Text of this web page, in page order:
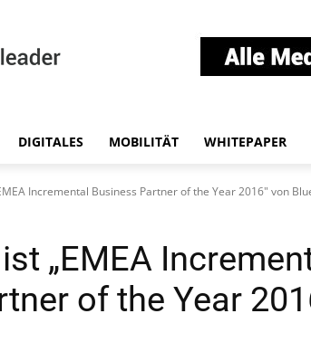
DIGITALES MOBILITÄT WHITEPAPER
Incremental Business Partner of the Year 2016" von
„EMEA
of the Year